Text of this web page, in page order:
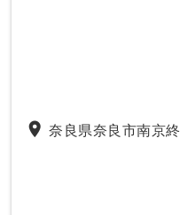
place 奈良県奈良市南京